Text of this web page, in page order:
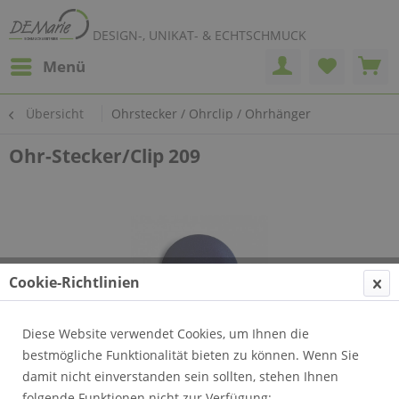
DESIGN-, UNIKAT- & ECHTSCHMUCK
Menü
Übersicht Ohrstecker / Ohrclip / Ohrhänger
Ohr-Stecker/Clip 209
Cookie-Richtlinien
Diese Website verwendet Cookies, um Ihnen die
bestmögliche Funktionalität bieten zu können. Wenn Sie
damit nicht einverstanden sein sollten, stehen Ihnen